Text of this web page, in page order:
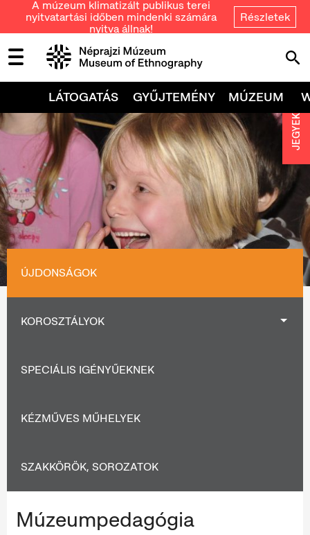
A múzeum klimatizált publikus terei
nyitvatartási időben mindenki számára
nyitva állnak!
Részletek
LÁTOGATÁS GYŰJTEMÉNY MÚZEUM
ÚJDONSÁGOK
KOROSZTÁLYOK
SPECIÁLIS IGÉNYŰEKNEK
KÉZMŰVES MŰHELYEK
SZAKKÖRÖK, SOROZATOK
Múzeumpedagógia
JEGYEK